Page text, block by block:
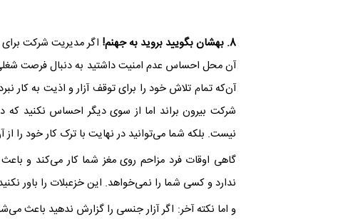
8. بهشان بگویید بروید به جهنم!
اگر مدیریت شرکت
آن محل احساس عدم امنیت داشتید به دنبال فرصت
آن‌که تمام تلاش خود را برای توقف آزار و اذیت به کار
شرکت بیرون براند اما از سوی دیگر احساس نکنید که
نیست. بلکه شما می‌توانید در نهایت با ترک کار خود را از
گاهی اوقات فرد مزاحم روی مغز شما کار می‌کند و
ندارد و کسی شما را نمی‌خواهد. این خزعبلات را باور
و اما نکته آخر: اگر آزار جنسی را گزارش ندهید باعث